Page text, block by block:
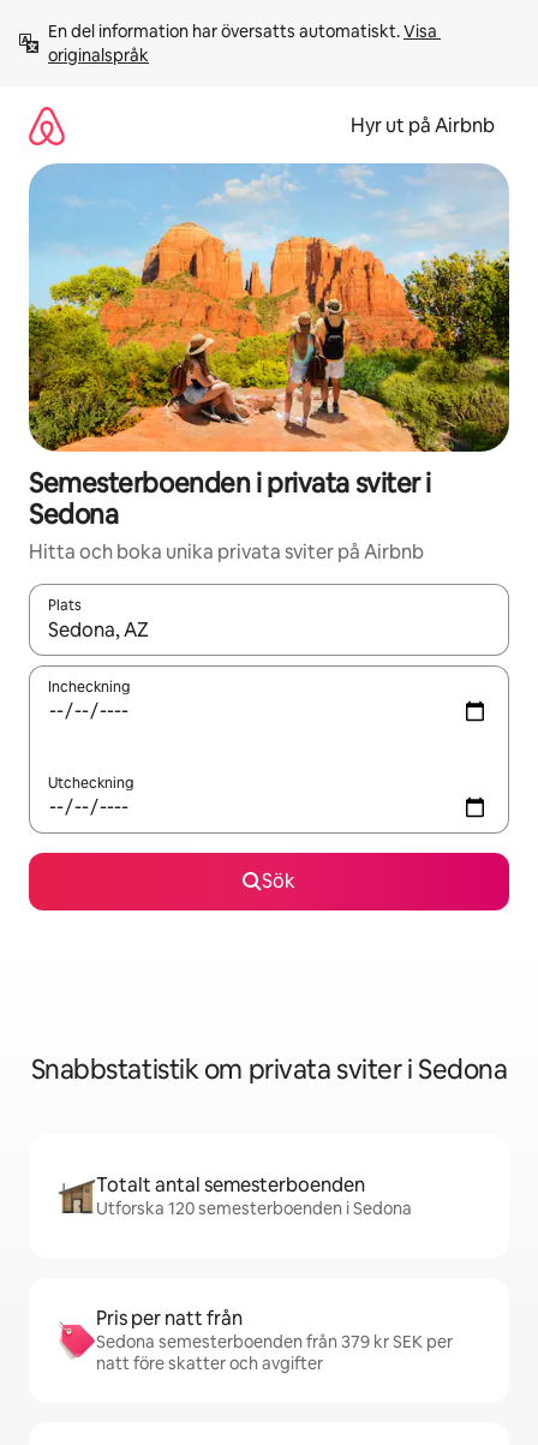
innehåll
En del information har översatts automatiskt. Visa
originalspråk
Hyr ut på Airbnb
Semesterboenden i privata sviter i
Sedona
Hitta och boka unika privata sviter på Airbnb
Plats
När resultaten är tillgängliga kan du navigera med upp- och
Incheckning
Utcheckning
Sök
Snabbstatistik om privata sviter i Sedona
Totalt antal semesterboenden
Utforska 120 semesterboenden i Sedona
Pris per natt från
Sedona semesterboenden från 379 kr SEK per
natt före skatter och avgifter